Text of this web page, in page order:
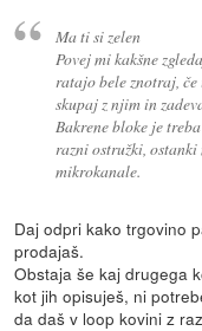
Ma ti si zelen
Povej mi kakšne
ratajo bele znotraj,
skupaj z njim in
Bakrene bloke je
razni ostružki, ostanki
mikrokanale.
Daj odpri kako trgovino
prodajaš.
Obstaja še kaj drugega
kot jih opisuješ, ni
da daš v loop kovini z